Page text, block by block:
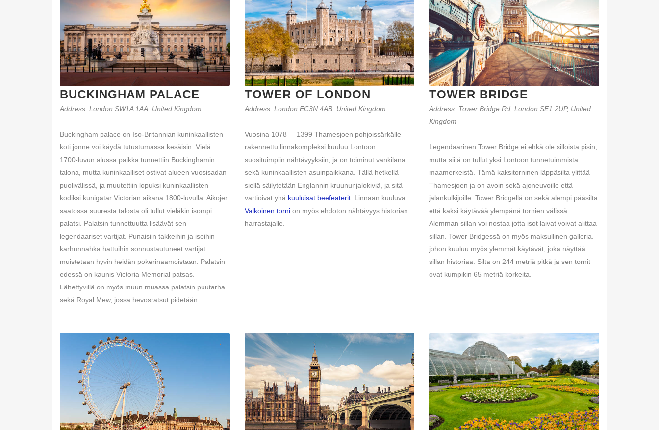
BUCKINGHAM PALACE
Address: London SW1A 1AA, United Kingdom
Buckingham palace on Iso-Britannian kuninkaallisten
koti jonne voi käydä tutustumassa kesäisin. Vielä
1700-luvun alussa paikka tunnettiin Buckinghamin
talona, mutta kuninkaalliset ostivat alueen vuosisadan
puolivälissä, ja muutettiin lopuksi kuninkaallisten
kodiksi kunigatar Victorian aikana 1800-luvulla. Aikojen
saatossa suuresta talosta oli tullut vieläkin isompi
palatsi. Palatsin tunnettuutta lisäävät sen
legendaariset vartijat. Punaisiin takkeihin ja isoihin
karhunnahka hattuihin sonnustautuneet vartijat
muistetaan hyvin heidän pokerinaamoistaan. Palatsin
edessä on kaunis Victoria Memorial patsas.
Lähettyvillä on myös muun muassa palatsin puutarha
sekä Royal Mew, jossa hevosratsut pidetään.
TOWER OF LONDON
Address: London EC3N 4AB, United Kingdom
Vuosina 1078 – 1399 Thamesjoen pohjoissärkälle
rakennettu linnakompleksi kuuluu Lontoon
suosituimpiin nähtävyyksiin, ja on toiminut vankilana
sekä kuninkaallisten asuinpaikkana. Tällä hetkellä
siellä säilytetään Englannin kruununjalokiviä, ja sitä
vartioivat yhä kuuluisat beefeaterit. Linnaan kuuluva
Valkoinen tornion myös ehdoton nähtävyys historian
harrastajalle.
TOWER BRIDGE
Address: Tower Bridge Rd, London SE1 2UP, United
Kingdom
Legendaarinen Tower Bridge ei ehkä ole silloista pisin,
mutta siitä on tullut yksi Lontoon tunnetuimmista
maamerkeistä. Tämä kaksitorninen läppäsilta ylittää
Thamesjoen ja on avoin sekä ajoneuvoille että
jalankulkijoille. Tower Bridgellä on sekä alempi pääsilta
että kaksi käytävää ylempänä tornien välissä.
Alemman sillan voi nostaa jotta isot laivat voivat alittaa
sillan. Tower Bridgessä on myös maksullinen galleria,
johon kuuluu myös ylemmät käytävät, joka näyttää
sillan historiaa. Silta on 244 metriä pitkä ja sen tornit
ovat kumpikin 65 metriä korkeita.